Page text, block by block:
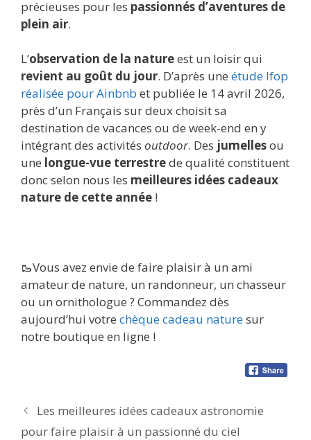
précieuses pour les passionnés d’aventures de
plein air.
L’observation de la natureest un loisir qui
revient au goût du jour. D’après une étude Ifop
réalisée pour Ainbnb et publiée le 14 avril 2026,
près d’un Français sur deux choisit sa
destination de vacances ou de week-end en y
intégrant des activités outdoor. Des jumellesou
une longue-vue terrestrede qualité constituent
donc selon nous les meilleures idées cadeaux
nature de cette année !
🥾Vous avez envie de faire plaisir à un ami
amateur de nature, un randonneur, un chasseur
ou un ornithologue ? Commandez dès
aujourd’hui votre chèque cadeau naturesur
notre boutique en ligne !
Les meilleures idées cadeaux astronomie
pour faire plaisir à un passionné du ciel